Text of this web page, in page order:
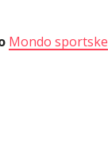
Mondo sportske